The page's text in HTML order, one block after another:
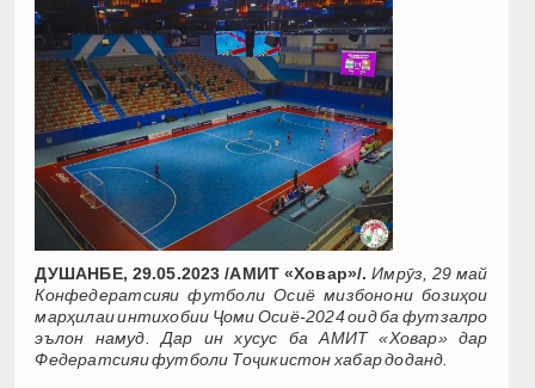
ДУШАНБЕ, 29.05.2023 /АМИТ «Ховар»/. Имрӯз, 29 май
Конфедератсияи футболи Осиё мизбонони бозиҳои
марҳилаи интихобии Ҷоми Осиё-2024 оид ба футзалро
эълон намуд. Дар ин хусус ба АМИТ «Ховар» дар
Федератсияи футболи Тоҷикистон хабар доданд.